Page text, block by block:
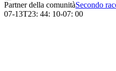
Partner della comunitàSecondo
07-13T23: 44: 10-07: 00